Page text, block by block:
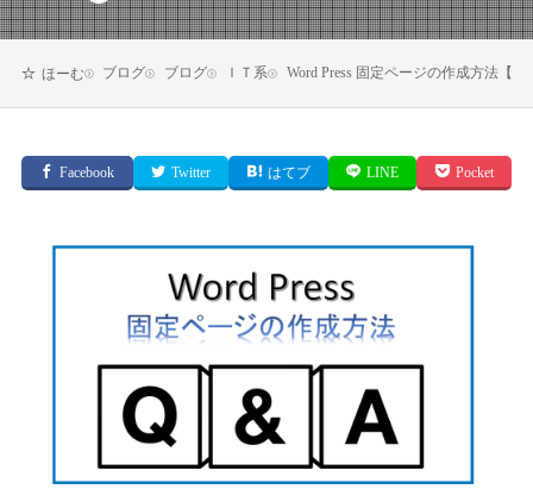
ほーむ ブログ ブログ ＩＴ系 Word Press 固定ページの作成方法【
Facebook Twitter はてブ LINE Pocket